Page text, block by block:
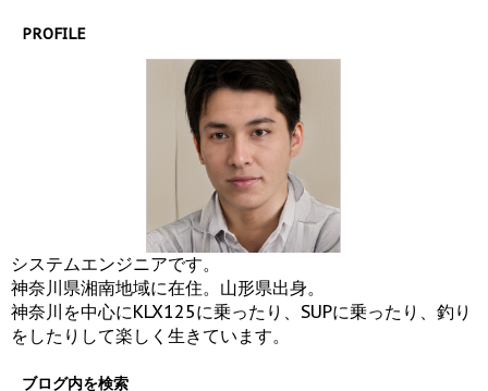
PROFILE
システムエンジニアです。
神奈川県湘南地域に在住。山形県出身。
神奈川を中心にKLX125に乗ったり、SUPに乗ったり、釣り
をしたりして楽しく生きています。
ブログ内を検索